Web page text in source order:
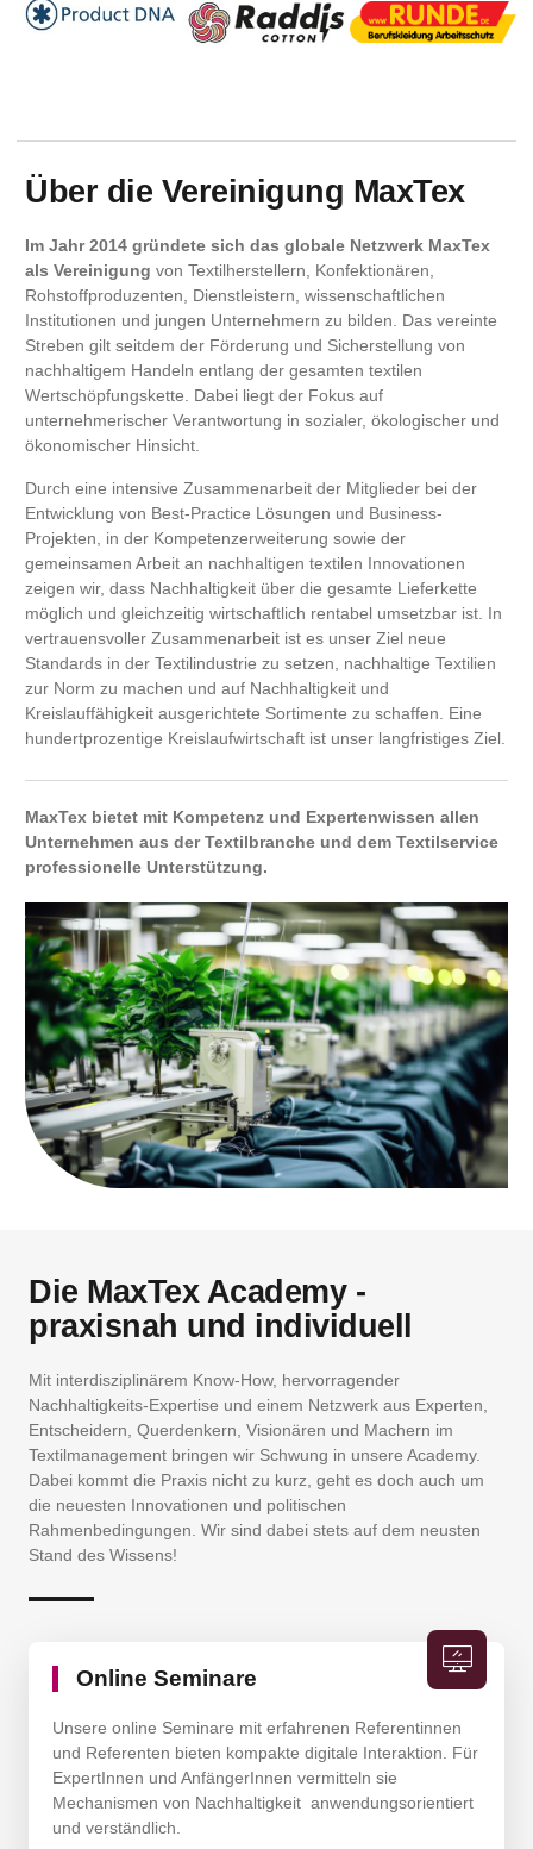
Über die Vereinigung MaxTex
Im Jahr 2014 gründete sich das globale Netzwerk MaxTex
als Vereinigung von Textilherstellern, Konfektionären,
Rohstoffproduzenten, Dienstleistern, wissenschaftlichen
Institutionen und jungen Unternehmern zu bilden. Das vereinte
Streben gilt seitdem der Förderung und Sicherstellung von
nachhaltigem Handeln entlang der gesamten textilen
Wertschöpfungskette. Dabei liegt der Fokus auf
unternehmerischer Verantwortung in sozialer, ökologischer und
ökonomischer Hinsicht.
Durch eine intensive Zusammenarbeit der Mitglieder bei der
Entwicklung von Best-Practice Lösungen und Business-
Projekten, in der Kompetenzerweiterung sowie der
gemeinsamen Arbeit an nachhaltigen textilen Innovationen
zeigen wir, dass Nachhaltigkeit über die gesamte Lieferkette
möglich und gleichzeitig wirtschaftlich rentabel umsetzbar ist. In
vertrauensvoller Zusammenarbeit ist es unser Ziel neue
Standards in der Textilindustrie zu setzen, nachhaltige Textilien
zur Norm zu machen und auf Nachhaltigkeit und
Kreislauffähigkeit ausgerichtete Sortimente zu schaffen. Eine
hundertprozentige Kreislaufwirtschaft ist unser langfristiges Ziel.
MaxTex bietet mit Kompetenz und Expertenwissen allen
Unternehmen aus der Textilbranche und dem Textilservice
professionelle Unterstützung.
Die MaxTex Academy -
praxisnah und individuell
Mit interdisziplinärem Know-How, hervorragender
Nachhaltigkeits-Expertise und einem Netzwerk aus Experten,
Entscheidern, Querdenkern, Visionären und Machern im
Textilmanagement bringen wir Schwung in unsere Academy.
Dabei kommt die Praxis nicht zu kurz, geht es doch auch um
die neuesten Innovationen und politischen
Rahmenbedingungen. Wir sind dabei stets auf dem neusten
Stand des Wissens!
Online Seminare
Unsere online Seminare mit erfahrenen Referentinnen
und Referenten bieten kompakte digitale Interaktion. Für
ExpertInnen und AnfängerInnen vermitteln sie
Mechanismen von Nachhaltigkeit anwendungsorientiert
und verständlich.